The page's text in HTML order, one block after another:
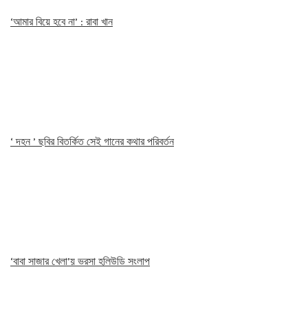
‘আমার বিয়ে হবে না’ : রাবা খান
‘ দহন ’ ছবির বিতর্কিত সেই গানের কথার পরিবর্তন
‘বাবা সাজার খেলা’য় ভরসা হলিউডি সংলাপ